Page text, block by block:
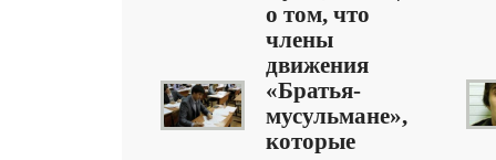
о том, что
члены
движения
«Братья-
мусульмане»,
которые